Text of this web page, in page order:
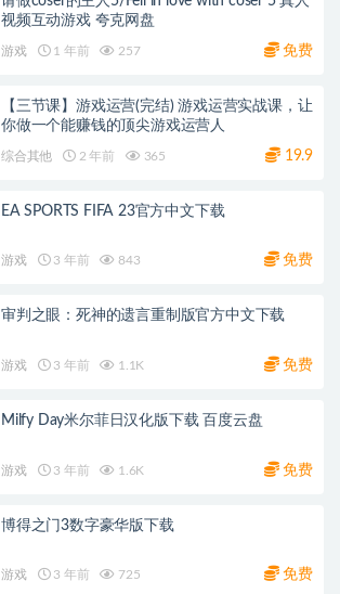
视频互动游戏 夸克网盘
游戏 1 年前 257 免费
【三节课】游戏运营(完结) 游戏运营实战课，让
你做一个能赚钱的顶尖游戏运营人
综合其他 2 年前 365 19.9
EA SPORTS FIFA 23官方中文下载
游戏 3 年前 843 免费
审判之眼：死神的遗言重制版官方中文下载
游戏 3 年前 1.1K 免费
Milfy Day米尔菲日汉化版下载 百度云盘
游戏 3 年前 1.6K 免费
博得之门3数字豪华版下载
游戏 3 年前 725 免费